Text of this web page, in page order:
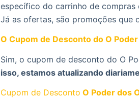
específico do carrinho de
Já as ofertas, são promoções que
O Cupom de Desconto do O
Sim, o cupom de desconto do O
isso, estamos atualizando
Cupom de Desconto O Poder dos